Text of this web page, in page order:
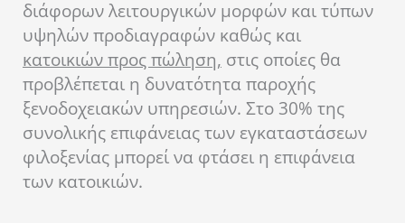
διάφορων λειτουργικών μορφών και τύπων
υψηλών προδιαγραφών καθώς και
κατοικιών προς πώληση, στις οποίες θα
προβλέπεται η δυνατότητα παροχής
ξενοδοχειακών υπηρεσιών. Στο 30% της
συνολικής επιφάνειας των εγκαταστάσεων
φιλοξενίας μπορεί να φτάσει η επιφάνεια
των κατοικιών.